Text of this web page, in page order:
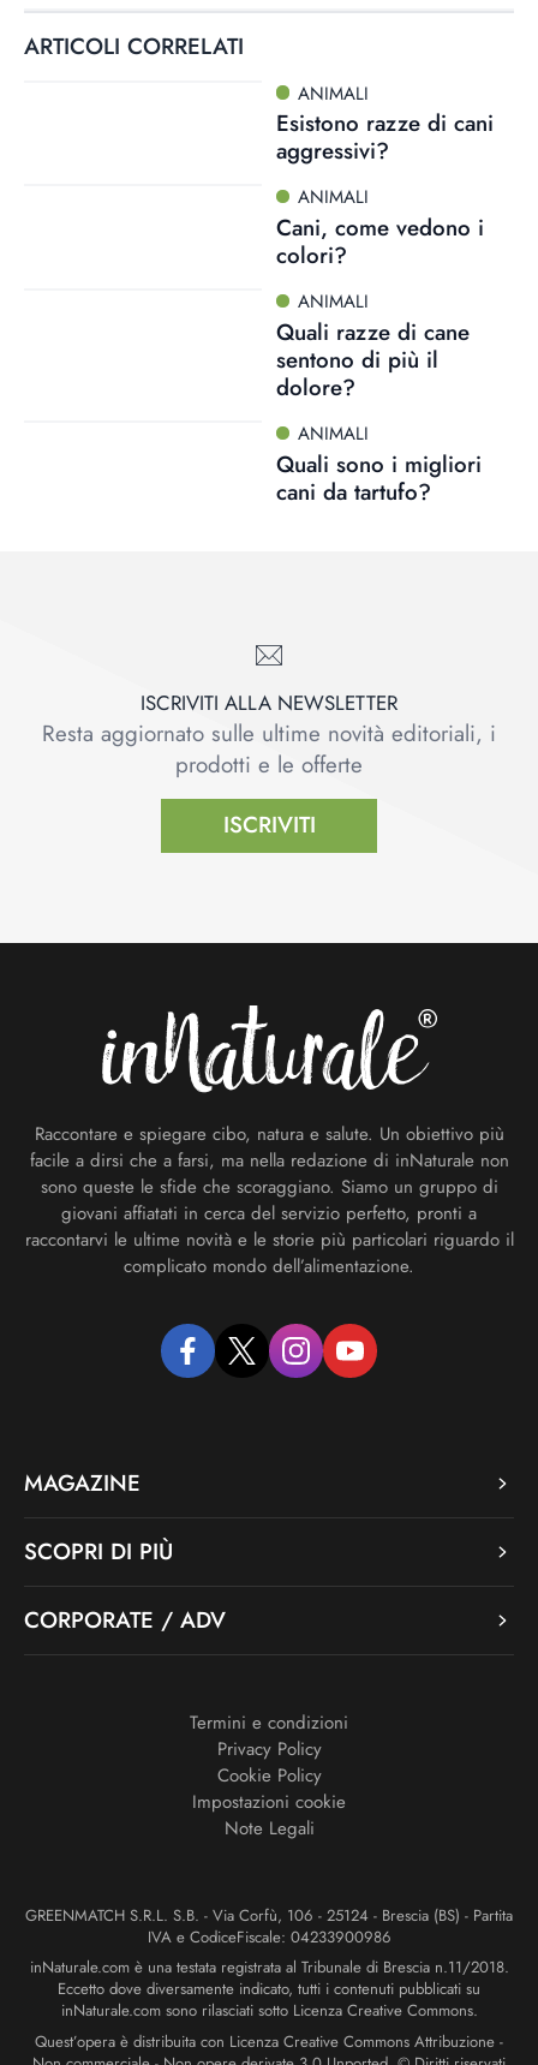
ARTICOLI CORRELATI
ANIMALI
Esistono razze di cani
aggressivi?
ANIMALI
Cani, come vedono i
colori?
ANIMALI
Quali razze di cane
sentono di più il
dolore?
ANIMALI
Quali sono i migliori
cani da tartufo?
ISCRIVITI ALLA NEWSLETTER
Resta aggiornato sulle ultime novità editoriali, i
prodotti e le offerte
ISCRIVITI
Raccontare e spiegare cibo, natura e salute. Un obiettivo più
facile a dirsi che a farsi, ma nella redazione di inNaturale non
sono queste le sfide che scoraggiano. Siamo un gruppo di
giovani affiatati in cerca del servizio perfetto, pronti a
raccontarvi le ultime novità e le storie più particolari riguardo il
complicato mondo dell’alimentazione.
facebooktwitter instagramyoutube
MAGAZINE
SCOPRI DI PIÙ
CORPORATE / ADV
Termini e condizioni
Privacy Policy
Cookie Policy
Impostazioni cookie
Note Legali
GREENMATCH S.R.L. S.B. - Via Corfù, 106 - 25124 - Brescia (BS) - Partita
IVA e CodiceFiscale: 04233900986
inNaturale.com è una testata registrata al Tribunale di Brescia n.11/2018.
Eccetto dove diversamente indicato, tutti i contenuti pubblicati su
inNaturale.com sono rilasciati sotto Licenza Creative Commons.
Quest’opera è distribuita con Licenza Creative Commons Attribuzione -